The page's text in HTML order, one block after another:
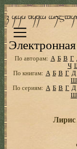
По авторам: А Б В Г
Ч
По книгам: А Б В Г Д
Ш
По сериям: А Б В Г Д
Ш